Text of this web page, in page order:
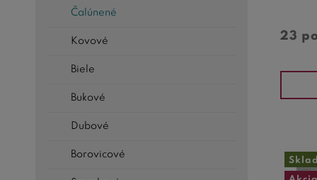
Čalúnené
Kovové
Biele
Bukové
Dubové
Borovicové
23